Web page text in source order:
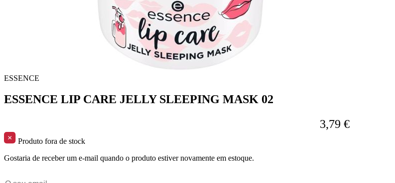
ESSENCE
ESSENCE LIP CARE JELLY SLEEPING MASK 02
3,79 €
Produto fora de stock
Gostaria de receber um e-mail quando o produto estiver novamente em estoque.